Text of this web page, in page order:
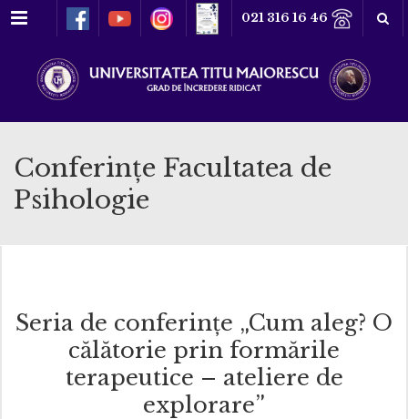
Meniu 021 316 16 46
Conferințe Facultatea de
Psihologie
Seria de conferințe „Cum aleg? O
călătorie prin formările
terapeutice – ateliere de
explorare”